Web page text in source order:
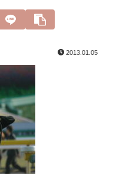
2013.01.05